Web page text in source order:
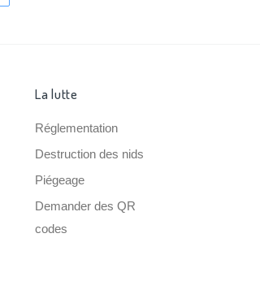
La lutte
Réglementation
Destruction des nids
Piégeage
Demander des QR
codes